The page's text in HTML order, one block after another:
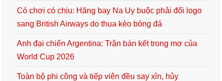
Có chơi có chịu: Hãng bay Na Uy buộc phải đổi logo
sang British Airways do thua kèo bóng đá
Anh đại chiến Argentina: Trận bán kết trong mơ của
World Cup 2026
Toàn bộ phi công và tiếp viên đều say xỉn, hủy